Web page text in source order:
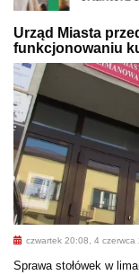
Urząd Miasta
funkcjonowaniu
czwartek 20:08, 4 czerwca
Sprawa stołówek w